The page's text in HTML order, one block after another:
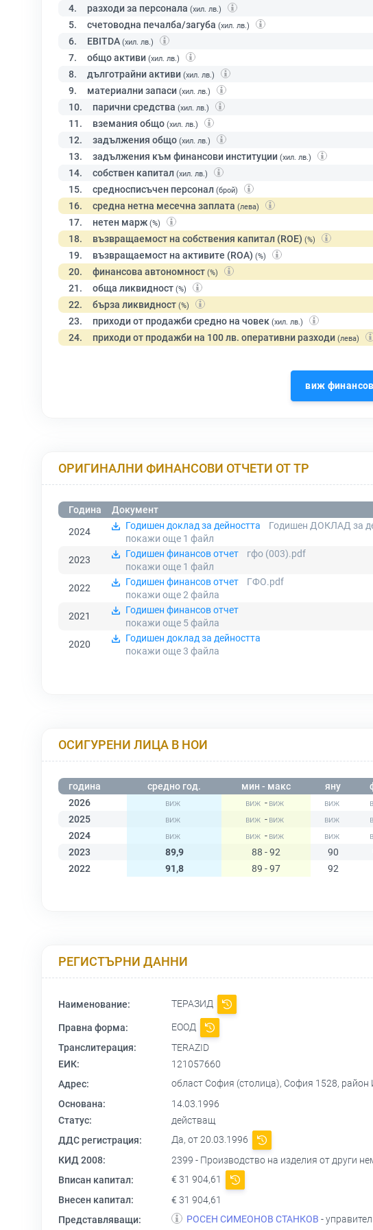
4. разходи за персонала (хил. лв.)
5. счетоводна печалба/загуба (хил. лв.)
6. EBITDA (хил. лв.)
7. общо активи (хил. лв.)
8. дълготрайни активи (хил. лв.)
9. материални запаси (хил. лв.)
10. парични средства (хил. лв.)
11. вземания общо (хил. лв.)
12. задължения общо (хил. лв.)
13. задължения към финансови институции (хил. лв.)
14. собствен капитал (хил. лв.)
15. средносписъчен персонал (брой)
16. средна нетна месечна заплата (лева)
17. нетен марж (%)
18. възвращаемост на собствения капитал (ROE) (%)
19. възвращаемост на активите (ROA) (%)
20. финансова автономност (%)
21. обща ликвидност (%)
22. бърза ликвидност (%)
23. приходи от продажби средно на човек (хил. лв.)
24. приходи от продажби на 100 лв. оперативни разходи (лева)
виж
ОРИГИНАЛНИ ФИНАНСОВИ ОТЧЕТИ ОТ ТР
Година
Документ
2024
Годишен доклад за дейността
Годишен ДОКЛАД за
покажи още 1 файл
2023
Годишен финансов отчет
гфо (003).pdf
покажи още 1 файл
2022
Годишен финансов отчет
ГФО.pdf
покажи още 2 файла
2021
Годишен финансов отчет
покажи още 5файла
2020
Годишен доклад за дейността
покажи още 3 файла
ОСИГУРЕНИ ЛИЦА В НОИ
година средно год. мин - макс яну
2026
-
2025
-
2024
-
2023
89,9 88 - 92 90
2022
91,8 89 - 97 92
РЕГИСТЪРНИ ДАННИ
Наименование: ТЕРАЗИД
Правна форма:
ЕООД
Транслитерация:
TERAZID
ЕИК:
121057660
Адрес:
област София (столица), София 1528, район
Основана:
14.03.1996
Статус:
действащ
ДДС регистрация:
Да, от 20.03.1996
КИД 2008:
2399 - Производство на изделия от други
Вписан капитал:
€ 31 904,61
Внесен капитал:
€ 31 904,61
Представляващи:
РОСЕН СИМЕОНОВ СТАНКОВ - управител